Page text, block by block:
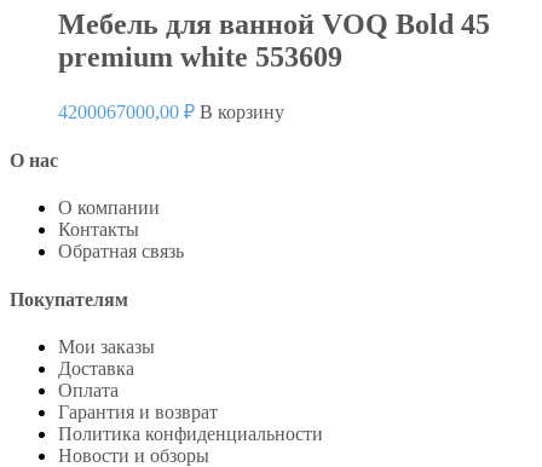
Мебель для ванной VOQ Bold 45
premium white 553609
4200067000,00 ₽ В корзину
О нас
О компании
Контакты
Обратная связь
Покупателям
Мои заказы
Доставка
Оплата
Гарантия и возврат
Политика конфиденциальности
Новости и обзоры